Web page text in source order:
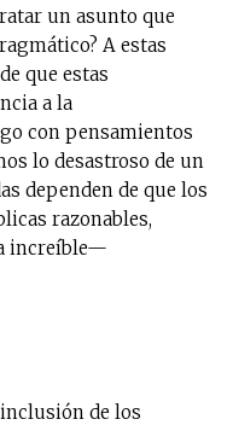
un asunto que
A estas
que estas
a la
con pensamientos
lo desastroso de un
dependen de que los
razonables,
increíble—
de los